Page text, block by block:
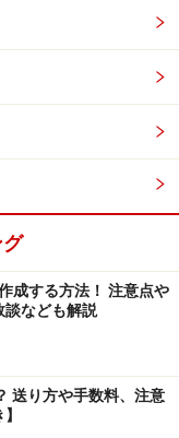
ます。
ンサイトマー
、いくつかの企業
いますが、そのほ
ンドがある企業で
ほど予算をかけら
利用して自社のフ
でしょうか？
成する方法！ 注意点や
談なども解説
送り方や手数料、注意